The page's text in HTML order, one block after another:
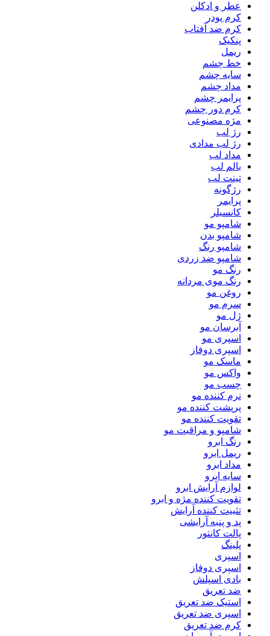
عطر و ادکلن
کرم پودر
کرم ضد آفتاب
پنکیک
ریمل
خط چشم
سایه چشم
مداد چشم
پرایمر چشم
کرم دور چشم
مژه مصنوعی
رژ لب
رژ لب مدادی
مداد لب
بالم لب
تینت لب
رژگونه
پرایمر
کانسیلر
شامپو مو
شامپو بدن
شامپو رنگ
شامپو ضد زردی
رنگ مو
رنگ موی مردانه
روغن مو
سرم مو
ژل مو
آبرسان مو
اسپری مو
اسپری دوفاز
ماسک مو
واکس مو
چسب مو
نرم کننده مو
پرپشت کننده مو
تقویت کننده مو
شامپو و مراقبت مو
رنگ ابرو
ریمل ابرو
مداد ابرو
سایه ابرو
لوازم آرایش ابرو
تقویت کننده مژه و ابرو
تثبیت کننده آرایش
پد و پنبه آرایشی
پالت کانتور
پلینگ
اسپری
اسپری دوفاز
بادی اسپلش
ضد تعریق
استیک ضد تعریق
اسپری ضد تعریق
کرم ضد تعریق